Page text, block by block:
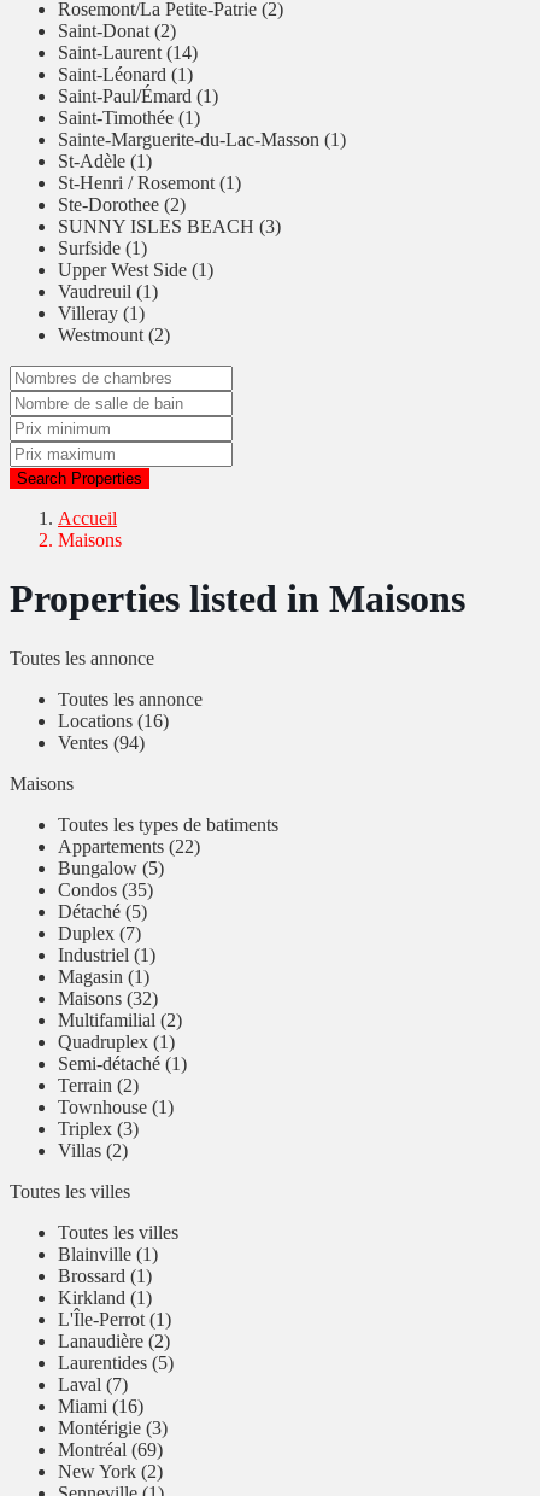
Rosemont/La Petite-Patrie (2)
Saint-Donat (2)
Saint-Laurent (14)
Saint-Léonard (1)
Saint-Paul/Émard (1)
Saint-Timothée (1)
Sainte-Marguerite-du-Lac-Masson (1)
St-Adèle (1)
St-Henri / Rosemont (1)
Ste-Dorothee (2)
SUNNY ISLES BEACH (3)
Surfside (1)
Upper West Side (1)
Vaudreuil (1)
Villeray (1)
Westmount (2)
Search Properties
Accueil
Maisons
Properties listed in Maisons
Toutes les annonce
Toutes les annonce
Locations (16)
Ventes (94)
Maisons
Toutes les types de batiments
Appartements (22)
Bungalow (5)
Condos (35)
Détaché (5)
Duplex (7)
Industriel (1)
Magasin (1)
Maisons (32)
Multifamilial (2)
Quadruplex (1)
Semi-détaché (1)
Terrain (2)
Townhouse (1)
Triplex (3)
Villas (2)
Toutes les villes
Toutes les villes
Blainville (1)
Brossard (1)
Kirkland (1)
L'Île-Perrot (1)
Lanaudière (2)
Laurentides (5)
Laval (7)
Miami (16)
Montérigie (3)
Montréal (69)
New York (2)